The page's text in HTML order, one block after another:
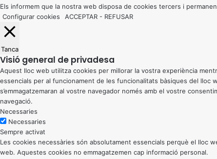
button
Els informem que la nostra web disposa de cookies tercers i
Configurar cookies
ACCEPTAR - REFUSAR
Tanca
Visió general de privadesa
Aquest lloc web utilitza cookies per millorar la vostra experiència
essencials per al funcionament de les funcionalitats bàsiques del
s’emmagatzemaran al vostre navegador només amb el vostre
navegació.
Necessaries
Necessaries
Sempre activat
Les cookies necessàries són absolutament essencials perquè el lloc
web. Aquestes cookies no emmagatzemen cap informació personal.